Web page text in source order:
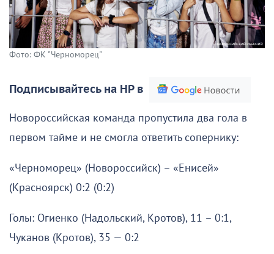
Фото: ФК "Черноморец"
Подписывайтесь на НР в
Новороссийская команда пропустила два гола в
первом тайме и не смогла ответить сопернику:
«Черноморец» (Новороссийск) – «Енисей»
(Красноярск) 0:2 (0:2)
Голы: Огиенко (Надольский, Кротов), 11 – 0:1,
Чуканов (Кротов), 35 — 0:2